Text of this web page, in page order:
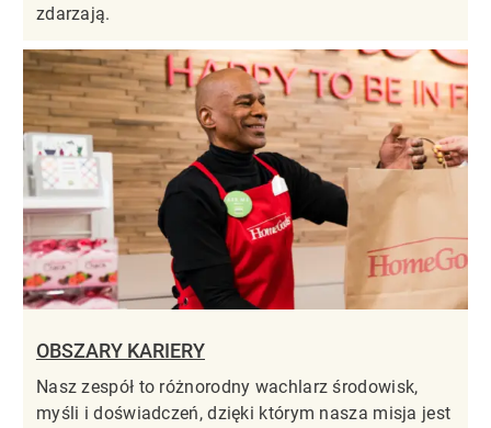
zdarzają.
OBSZARY KARIERY
Nasz zespół to różnorodny wachlarz środowisk,
myśli i doświadczeń, dzięki którym nasza misja jest